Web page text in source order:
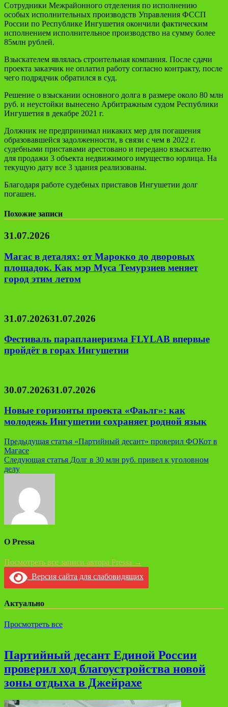
Сотрудники Межрайонного отделения по исполнению
особых исполнительных производств Управления ФССП
России по Республике Ингушетия окончили фактическим
исполнением исполнительное производство на сумму более
85млн рублей.
Взыскателем являлась строительная компания. После сдачи
проекта заказчик не оплатил работу согласно контракту, после
чего подрядчик обратился в суд.
Решение о взыскании основного долга в размере около 80 млн
руб. и неустойки вынесено Арбитражным судом Республики
Ингушетия в декабре 2021 г.
Должник не предпринимал никаких мер для погашения
образовавшейся задолженности, в связи с чем в 2022 г.
судебными приставами арестовано и передано взыскателю
для продажи 3 объекта недвижимого имущество юрлица. На
текущую дату все 3 здания реализованы.
Благодаря работе судебных приставов Ингушетии долг
погашен.
Похожие записи
31.07.2026
Магас в деталях: от Марокко до дворовых
площадок. Как мэр Муса Темурзиев меняет
город этим летом
31.07.202631.07.2026
Фестиваль парапланеризма FLYLAB впервые
пройдёт в горах Ингушетии
30.07.202631.07.2026
Новые горизонты проекта «Фаьлг»: как
молодежь Ингушетии сохраняет родной язык
Навигация
по
записям
Предыдущая статья «Партийный десант» проверил ФОКот в
Магасе
Следующая статья Долг в 30 млн руб. привел к уголовном
делу
О Pressa
Посмотреть все записи автора Pressa →
Версия сайта для слабовидящих
Актуально
Просмотреть все
Партийный десант Единой России
проверил ход благоустройства новой
зоны отдыха в Джейрахе